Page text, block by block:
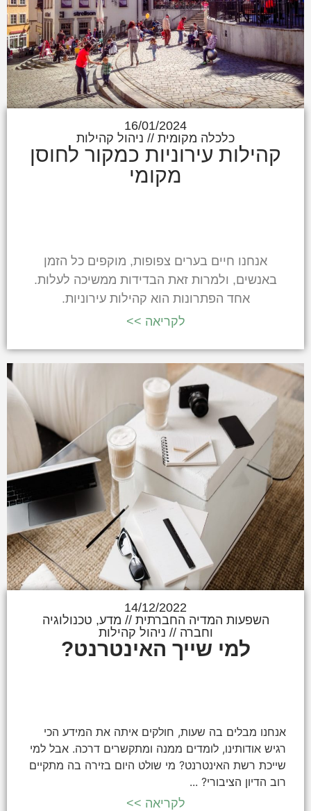
16/01/2024
כלכלה מקומית // ניהול קהילות
קהילות עירוניות כמקור לחוסן
מקומי
אנחנו חיים בערים צפופות, מוקפים כל הזמן
באנשים, ולמרות זאת הבדידות ממשיכה לעלות.
אחד הפתרונות הוא קהילות עירוניות.
לקריאה >>
14/12/2022
השפעות המדיה החברתית // מדע, טכנולוגיה
וחברה // ניהול קהילות
למי שייך האינטרנט?
אנחנו מבלים בה שעות, חולקים איתה את המידע הכי
רגיש אודותינו, לומדים ממנה ומתקשרים דרכה. אבל למי
שייכת רשת האינטרנט? מי שולט היום בזירה בה מתקיים
רוב הדיון הציבורי? ...
לקריאה >>